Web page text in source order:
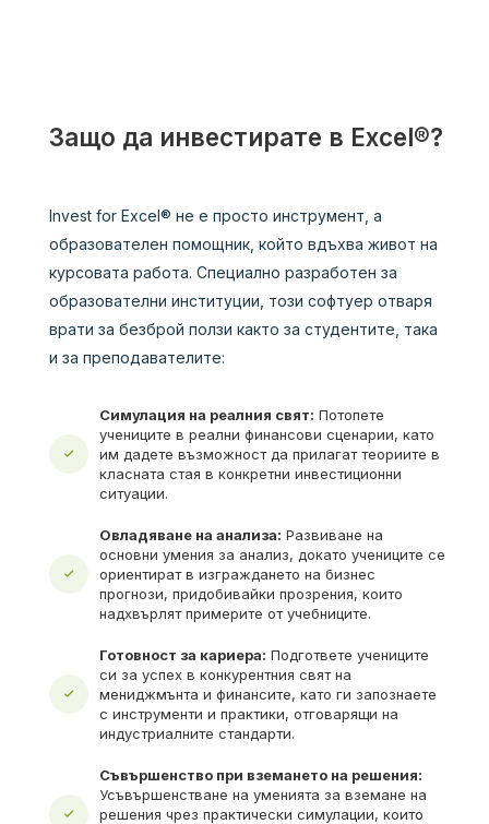
Защо да инвестирате в Excel®?
Invest for Excel® не е просто инструмент, а
образователен помощник, който вдъхва живот на
курсовата работа. Специално разработен за
образователни институции, този софтуер отваря
врати за безброй ползи както за студентите, така
и за преподавателите:
Симулация на реалния свят: Потопете
учениците в реални финансови сценарии, като
им дадете възможност да прилагат теориите в
класната стая в конкретни инвестиционни
ситуации.
Овладяване на анализа: Развиване на
основни умения за анализ, докато учениците се
ориентират в изграждането на бизнес
прогнози, придобивайки прозрения, които
надхвърлят примерите от учебниците.
Готовност за кариера: Подгответе учениците
си за успех в конкурентния свят на
мениджмънта и финансите, като ги запознаете
с инструменти и практики, отговарящи на
индустриалните стандарти.
Съвършенство при вземането на решения:
Усъвършенстване на уменията за вземане на
решения чрез практически симулации, които